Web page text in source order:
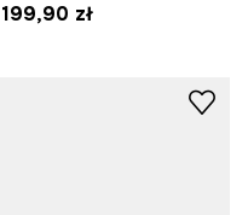
199,90 zł